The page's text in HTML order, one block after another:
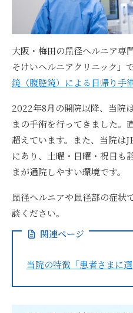
大阪・梅田の鼠径ヘルニア専
そけいヘルニアクリニック」
鏡（腹腔鏡）による日帰り手
2022年8月の開院以降、当院
まの手術を行ってきました。
超えています。また、当院は
にあり、土曜・日曜・祝日も
まが通院しやすい環境です。
鼠径ヘルニアや鼠径部の症状
談ください。
関連ページ
当院の特徴「患者さまに選